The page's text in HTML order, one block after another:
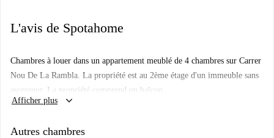
L'avis de Spotahome
Chambres à louer dans un appartement meublé de 4 chambres sur Carrer
Nou De La Rambla. La propriété est au 2ème étage d'un immeuble sans
ascenseur. La propriété comprend un balcon.
Afficher plus
keyboard_arrow_down
Autres chambres